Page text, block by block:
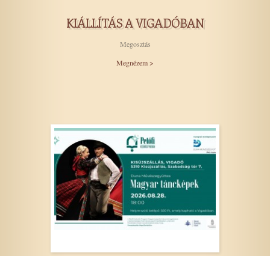
KIÁLLÍTÁS A VIGADÓBAN
Megosztás
Megnézem >